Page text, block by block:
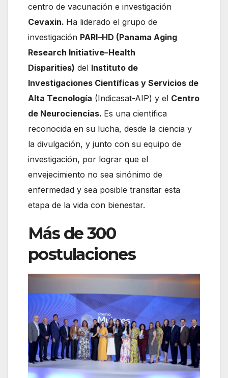
centro de vacunación e investigación
Cevaxin. Ha liderado el grupo de
investigación PARI–HD (Panama Aging
Research Initiative–Health
Disparities) del Instituto de
Investigaciones Científicas y Servicios de
Alta Tecnología (Indicasat-AIP) y el Centro
de Neurociencias. Es una científica
reconocida en su lucha, desde la ciencia y
la divulgación, y junto con su equipo de
investigación, por lograr que el
envejecimiento no sea sinónimo de
enfermedad y sea posible transitar esta
etapa de la vida con bienestar.
Más de 300
postulaciones